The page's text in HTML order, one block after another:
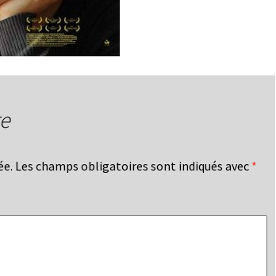
Les champs obligatoires sont indiqués avec *